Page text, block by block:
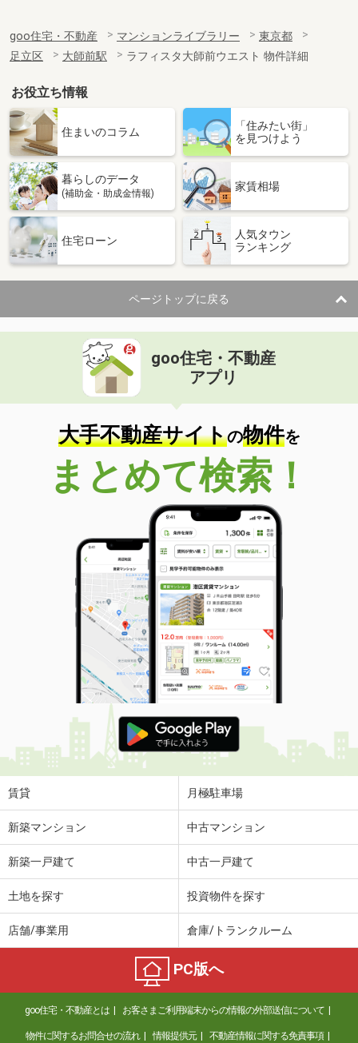
goo住宅・不動産 マンションライブラリー
東京都
足立区
大師前駅 ラフィスタ大師前ウエスト 物件詳細
お役立ち情報
住まいのコラム
「住みたい街」
を見つけよう
暮らしのデータ
(補助金・助成金情報)
家賃相場
住宅ローン
人気タウン
ランキング
ページトップに戻る
goo住宅・不動産
アプリ
大手不動産サイトの物件を
まとめて検索！
賃貸 月極駐車場
新築マンション 中古マンション
新築一戸建て 中古一戸建て
土地を探す 投資物件を探す
店舗/事業用 倉庫/トランクルーム
PC版へ
goo住宅・不動産とは お客さまご利用端末からの情報の外部送信について
物件に関するお問合せの流れ 情報提供元 不動産情報に関する免責事項